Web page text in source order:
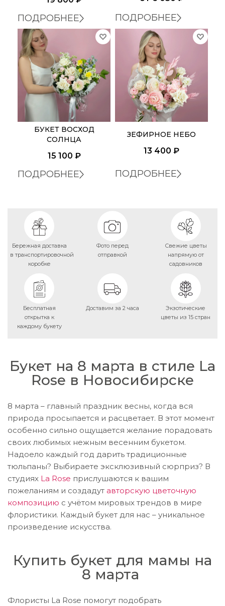
ПОДРОБНЕЕ ПОДРОБНЕЕ
БУКЕТ ВОСХОД
СОЛНЦА
15 100 ₽
ПОДРОБНЕЕ
ЗЕФИРНОЕ НЕБО
13 400 ₽
ПОДРОБНЕЕ
Бережная доставка
в транспортировочной
коробке
Фото перед
отправкой
Свежие цветы
напрямую от
садовников
Бесплатная
открытка к
каждому букету
Доставим за 2 часа
Экзотические
цветы из 15 стран
Букет на 8 марта в стиле La
Rose в Новосибирске
8 марта – главный праздник весны, когда вся
природа просыпается и расцветает. В этот момент
особенно сильно ощущается желание порадовать
своих любимых нежным весенним букетом.
Надоело каждый год дарить традиционные
тюльпаны? Выбираете эксклюзивный сюрприз? В
студиях La Rose прислушаются к вашим
пожеланиям и создадут авторскую цветочную
композицию с учётом мировых трендов в мире
флористики. Каждый букет для нас – уникальное
произведение искусства.
Купить букет для мамы на
8 марта
Флористы La Rose помогут подобрать